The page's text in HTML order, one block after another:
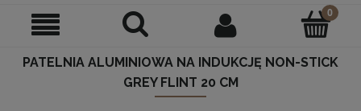
PATELNIA ALUMINIOWA NA INDUKCJĘ NON-STICK
GREY FLINT 20 CM